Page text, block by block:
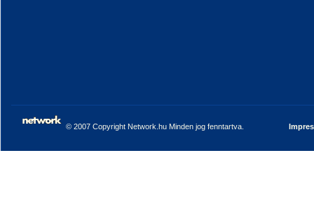
© 2007 Copyright Network.hu Minden jog fenntartva.